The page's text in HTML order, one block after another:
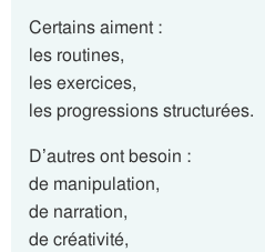
Certains aiment :
les routines,
les exercices,
les progressions structurées.
D’autres ont besoin :
de manipulation,
de narration,
de créativité,